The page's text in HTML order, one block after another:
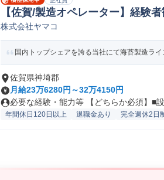
【佐賀/製造オペレーター】経験
械製造オペレーター/ラインマネー
株式会社ヤマコ
国内トップシェアを誇る当社にて海苔製造ラ
佐賀県神埼郡
月給23万6280円～32万4150円
必要な経験・能力等 【どちらか必須】■
年間休日120日以上 退職金あり 完全週休2日